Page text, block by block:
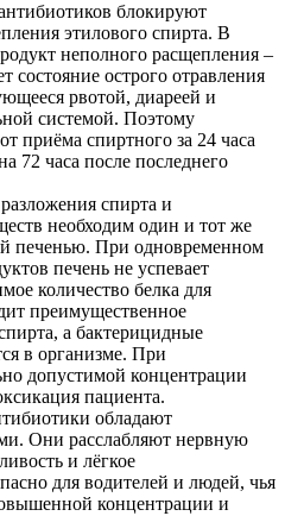
блокируют
этилового спирта. В
неполного расщепления –
состояние острого отравления
рвотой, диареей и
системой. Поэтому
приёма спиртного за 24 часа
72 часа после последнего
спирта и
необходим один и тот же
печенью. При одновременном
печень не успевает
количество белка для
преимущественное
а бактерицидные
в организме. При
допустимой концентрации
пациента.
обладают
Они расслабляют нервную
и лёгкое
для водителей и людей, чья
концентрации и